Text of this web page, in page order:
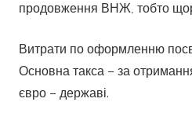
продовження ВНЖ, тобто
Витрати по оформленню
Основна такса – за
євро – державі.